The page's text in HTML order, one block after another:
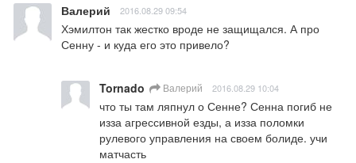
Валерий 2016.08.29 09:54
Хэмилтон так жестко вроде не защищался. А про
Сенну - и куда его это привело?
Tornado Валерий 2016.08.29 10:04
что ты там ляпнул о Сенне? Сенна погиб не
изза агрессивной езды, а изза поломки
рулевого управления на своем болиде. учи
матчасть